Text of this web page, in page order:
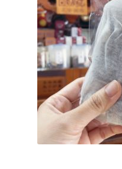
浴Ｉ日日沐浴包
浴Ｉ嬰幼兒沐浴包
浴Ｉ媽媽沐浴包
香Ｉ香料廚房
全Ｉ養生總覽